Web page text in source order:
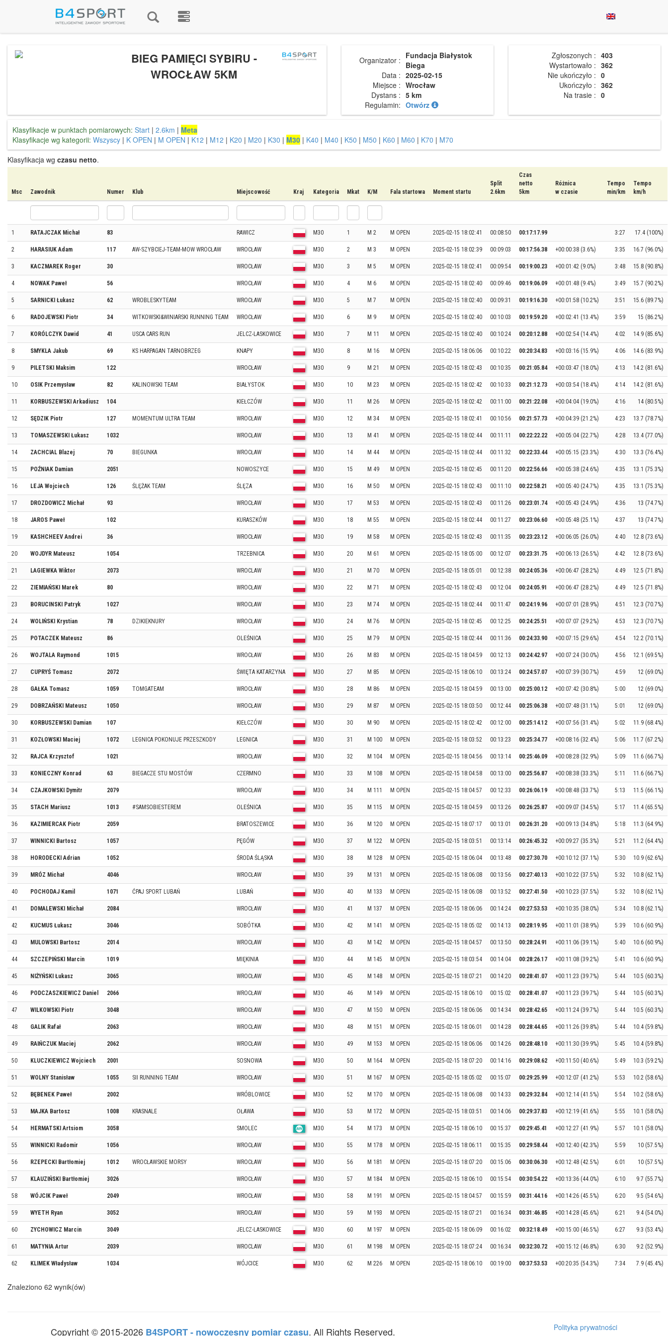
BIEG PAMIĘCI SYBIRU -
WROCŁAW 5KM
Organizator : Fundacja Białystok
Biega
Data : 2025-02-15
Miejsce : Wrocław
Dystans : 5 km
Regulamin: Otwórz
Zgłoszonych : 403
Wystartowało : 362
Nie ukończyło : 0
Ukończyło : 362
Na trasie : 0
Klasyfikacje w punktach pomiarowych: Start | 2.6km | Meta
Klasyfikacje wg kategorii: Wszyscy | K OPEN | M OPEN | K12 | M12 | K20 | M20 | K30 | M30 | K40 | M40 | K50 | M50 | K60 | M60 | K70 | M70
Klasyfikacja wg czasu netto.
Msc Zawodnik Numer Klub Miejscowość Kraj Kategoria Mkat K/M Fala startowa Moment startu
Split
2.6km
Czas
netto
5km
Różnica
w czasie
Tempo
min/km
Tempo
km/h
1 RATAJCZAK Michał 83 RAWICZ M30 1 M 2 M OPEN 2025-02-15 18:02:41 00:08:50 00:17:17.99 3:27 17.4 (100%)
2 HARASIUK Adam 117 AW-SZYBCIEJ-TEAM-MOW WROCŁAW WROCŁAW M30 2 M 3 M OPEN 2025-02-15 18:02:39 00:09:03 00:17:56.38 +00:00:38 (3.6%) 3:35 16.7 (96.0%)
3 KACZMAREK Roger 30 WROCŁAW M30 3 M 5 M OPEN 2025-02-15 18:02:41 00:09:54 00:19:00.23 +00:01:42 (9.0%) 3:48 15.8 (90.8%)
4 NOWAK Paweł 56 WROCŁAW M30 4 M 6 M OPEN 2025-02-15 18:02:40 00:09:46 00:19:06.09 +00:01:48 (9.4%) 3:49 15.7 (90.2%)
5 SARNICKI Łukasz 62 WROBLESKYTEAM WROCŁAW M30 5 M 7 M OPEN 2025-02-15 18:02:40 00:09:31 00:19:16.30 +00:01:58 (10.2%) 3:51 15.6 (89.7%)
6 RADOJEWSKI Piotr 34 WITKOWSKI&WINIARSKI RUNNING TEAM WROCŁAW M30 6 M 9 M OPEN 2025-02-15 18:02:40 00:10:03 00:19:59.20 +00:02:41 (13.4%) 3:59 15 (86.2%)
7 KORÓLCZYK Dawid 41 USCA CARS RUN JELCZ-LASKOWICE M30 7 M 11 M OPEN 2025-02-15 18:02:40 00:10:24 00:20:12.88 +00:02:54 (14.4%) 4:02 14.9 (85.6%)
8 SMYKLA Jakub 69 KS HARPAGAN TARNOBRZEG KNAPY M30 8 M 16 M OPEN 2025-02-15 18:06:06 00:10:22 00:20:34.83 +00:03:16 (15.9%) 4:06 14.6 (83.9%)
9 PILETSKI Maksim 122 WROCŁAW M30 9 M 21 M OPEN 2025-02-15 18:02:43 00:10:35 00:21:05.84 +00:03:47 (18.0%) 4:13 14.2 (81.6%)
10 OSIK Przemysław 82 KALINOWSKI TEAM BIAŁYSTOK M30 10 M 23 M OPEN 2025-02-15 18:02:42 00:10:33 00:21:12.73 +00:03:54 (18.4%) 4:14 14.2 (81.6%)
11 KORBUSZEWSKI Arkadiusz 104 KIEŁCZÓW M30 11 M 26 M OPEN 2025-02-15 18:02:42 00:11:00 00:21:22.08 +00:04:04 (19.0%) 4:16 14 (80.5%)
12 SĘDZIK Piotr 127 MOMENTUM ULTRA TEAM WROCŁAW M30 12 M 34 M OPEN 2025-02-15 18:02:41 00:10:56 00:21:57.73 +00:04:39 (21.2%) 4:23 13.7 (78.7%)
13 TOMASZEWSKI Łukasz 1032 WROCŁAW M30 13 M 41 M OPEN 2025-02-15 18:02:44 00:11:11 00:22:22.22 +00:05:04 (22.7%) 4:28 13.4 (77.0%)
14 ZACHCIAL Blazej 70 BIEGUNKA WROCŁAW M30 14 M 44 M OPEN 2025-02-15 18:02:44 00:11:32 00:22:33.44 +00:05:15 (23.3%) 4:30 13.3 (76.4%)
15 POŹNIAK Damian 2051 NOWOSZYCE M30 15 M 49 M OPEN 2025-02-15 18:02:45 00:11:20 00:22:56.66 +00:05:38 (24.6%) 4:35 13.1 (75.3%)
16 LEJA Wojciech 126 ŚLĘŻAK TEAM ŚLĘZA M30 16 M 50 M OPEN 2025-02-15 18:02:43 00:11:10 00:22:58.21 +00:05:40 (24.7%) 4:35 13.1 (75.3%)
17 DROZDOWICZ Michał 93 WROCŁAW M30 17 M 53 M OPEN 2025-02-15 18:02:43 00:11:26 00:23:01.74 +00:05:43 (24.9%) 4:36 13 (74.7%)
18 JAROS Paweł 102 KURASZKÓW M30 18 M 55 M OPEN 2025-02-15 18:02:44 00:11:27 00:23:06.60 +00:05:48 (25.1%) 4:37 13 (74.7%)
19 KASHCHEEV Andrei 36 WROCŁAW M30 19 M 58 M OPEN 2025-02-15 18:02:43 00:11:35 00:23:23.12 +00:06:05 (26.0%) 4:40 12.8 (73.6%)
20 WOJDYR Mateusz 1054 TRZEBNICA M30 20 M 61 M OPEN 2025-02-15 18:05:00 00:12:07 00:23:31.75 +00:06:13 (26.5%) 4:42 12.8 (73.6%)
21 LAGIEWKA Wiktor 2073 WROCLAW M30 21 M 70 M OPEN 2025-02-15 18:05:01 00:12:38 00:24:05.36 +00:06:47 (28.2%) 4:49 12.5 (71.8%)
22 ZIEMIAŃSKI Marek 80 WROCŁAW M30 22 M 71 M OPEN 2025-02-15 18:02:43 00:12:04 00:24:05.91 +00:06:47 (28.2%) 4:49 12.5 (71.8%)
23 BORUCINSKI Patryk 1027 WROCŁAW M30 23 M 74 M OPEN 2025-02-15 18:02:44 00:11:47 00:24:19.96 +00:07:01 (28.9%) 4:51 12.3 (70.7%)
24 WOLIŃSKI Krystian 78 DZIKIEKNURY WROCŁAW M30 24 M 76 M OPEN 2025-02-15 18:02:45 00:12:25 00:24:25.51 +00:07:07 (29.2%) 4:53 12.3 (70.7%)
25 POTACZEK Mateusz 86 OLEŚNICA M30 25 M 79 M OPEN 2025-02-15 18:02:44 00:11:36 00:24:33.90 +00:07:15 (29.6%) 4:54 12.2 (70.1%)
26 WOJTALA Raymond 1015 WROCŁAW M30 26 M 83 M OPEN 2025-02-15 18:04:59 00:12:13 00:24:42.97 +00:07:24 (30.0%) 4:56 12.1 (69.5%)
27 CUPRYŚ Tomasz 2072 ŚWIĘTA KATARZYNA M30 27 M 85 M OPEN 2025-02-15 18:06:10 00:13:24 00:24:57.07 +00:07:39 (30.7%) 4:59 12 (69.0%)
28 GAŁKA Tomasz 1059 TOMGATEAM WROCŁAW M30 28 M 86 M OPEN 2025-02-15 18:04:59 00:13:00 00:25:00.12 +00:07:42 (30.8%) 5:00 12 (69.0%)
29 DOBRZAŃSKI Mateusz 1050 WROCŁAW M30 29 M 87 M OPEN 2025-02-15 18:03:50 00:12:44 00:25:06.38 +00:07:48 (31.1%) 5:01 12 (69.0%)
30 KORBUSZEWSKI Damian 107 KIEŁCZÓW M30 30 M 90 M OPEN 2025-02-15 18:02:42 00:12:00 00:25:14.12 +00:07:56 (31.4%) 5:02 11.9 (68.4%)
31 KOZŁOWSKI Maciej 1072 LEGNICA POKONUJE PRZESZKODY LEGNICA M30 31 M 100 M OPEN 2025-02-15 18:03:52 00:13:23 00:25:34.77 +00:08:16 (32.4%) 5:06 11.7 (67.2%)
32 RAJCA Krzysztof 1021 WROCŁAW M30 32 M 104 M OPEN 2025-02-15 18:04:56 00:13:14 00:25:46.09 +00:08:28 (32.9%) 5:09 11.6 (66.7%)
33 KONIECZNY Konrad 63 BIEGACZE STU MOSTÓW CZERMNO M30 33 M 108 M OPEN 2025-02-15 18:04:58 00:13:00 00:25:56.87 +00:08:38 (33.3%) 5:11 11.6 (66.7%)
34 CZAJKOWSKI Dymitr 2079 WROCŁAW M30 34 M 111 M OPEN 2025-02-15 18:04:57 00:12:33 00:26:06.19 +00:08:48 (33.7%) 5:13 11.5 (66.1%)
35 STACH Mariusz 1013 #SAMSOBIESTEREM OLEŚNICA M30 35 M 115 M OPEN 2025-02-15 18:04:59 00:13:26 00:26:25.87 +00:09:07 (34.5%) 5:17 11.4 (65.5%)
36 KAZIMIERCAK Piotr 2059 BRATOSZEWICE M30 36 M 120 M OPEN 2025-02-15 18:07:17 00:13:01 00:26:31.20 +00:09:13 (34.8%) 5:18 11.3 (64.9%)
37 WINNICKI Bartosz 1057 PĘGÓW M30 37 M 122 M OPEN 2025-02-15 18:03:51 00:13:14 00:26:45.32 +00:09:27 (35.3%) 5:21 11.2 (64.4%)
38 HORODECKI Adrian 1052 ŚRODA ŚLĄSKA M30 38 M 128 M OPEN 2025-02-15 18:06:04 00:13:48 00:27:30.70 +00:10:12 (37.1%) 5:30 10.9 (62.6%)
39 MRÓZ Michał 4046 WROCŁAW M30 39 M 131 M OPEN 2025-02-15 18:06:08 00:13:56 00:27:40.13 +00:10:22 (37.5%) 5:32 10.8 (62.1%)
40 POCHODAJ Kamil 1071 ĆPAJ SPORT LUBAŃ LUBAŃ M30 40 M 133 M OPEN 2025-02-15 18:06:08 00:13:52 00:27:41.50 +00:10:23 (37.5%) 5:32 10.8 (62.1%)
41 DOMALEWSKI Michał 2084 WROCŁAW M30 41 M 137 M OPEN 2025-02-15 18:06:06 00:14:24 00:27:53.53 +00:10:35 (38.0%) 5:34 10.8 (62.1%)
42 KUCMUS Łukasz 3046 SOBÓTKA M30 42 M 141 M OPEN 2025-02-15 18:05:02 00:14:13 00:28:19.95 +00:11:01 (38.9%) 5:39 10.6 (60.9%)
43 MULOWSKI Bartosz 2014 WROCŁAW M30 43 M 142 M OPEN 2025-02-15 18:04:57 00:13:50 00:28:24.91 +00:11:06 (39.1%) 5:40 10.6 (60.9%)
44 SZCZEPIŃSKI Marcin 1019 MIĘKINIA M30 44 M 145 M OPEN 2025-02-15 18:03:54 00:14:04 00:28:26.17 +00:11:08 (39.2%) 5:41 10.6 (60.9%)
45 NIŻYŃSKI Łukasz 3065 WROCŁAW M30 45 M 148 M OPEN 2025-02-15 18:07:21 00:14:20 00:28:41.07 +00:11:23 (39.7%) 5:44 10.5 (60.3%)
46 PODCZASZKIEWICZ Daniel 2066 WROCŁAW M30 46 M 149 M OPEN 2025-02-15 18:06:10 00:15:02 00:28:41.07 +00:11:23 (39.7%) 5:44 10.5 (60.3%)
47 WILKOWSKI Piotr 3048 WROCŁAW M30 47 M 150 M OPEN 2025-02-15 18:06:06 00:14:34 00:28:42.65 +00:11:24 (39.7%) 5:44 10.5 (60.3%)
48 GALIK Rafał 2063 WROCŁAW M30 48 M 151 M OPEN 2025-02-15 18:06:01 00:14:28 00:28:44.65 +00:11:26 (39.8%) 5:44 10.4 (59.8%)
49 RAIŃCZUK Maciej 2062 WROCŁAW M30 49 M 153 M OPEN 2025-02-15 18:06:06 00:14:26 00:28:48.10 +00:11:30 (39.9%) 5:45 10.4 (59.8%)
50 KLUCZKIEWICZ Wojciech 2001 SOSNOWA M30 50 M 164 M OPEN 2025-02-15 18:07:20 00:14:16 00:29:08.62 +00:11:50 (40.6%) 5:49 10.3 (59.2%)
51 WOLNY Stanisław 1055 SII RUNNING TEAM WROCŁAW M30 51 M 167 M OPEN 2025-02-15 18:05:02 00:15:07 00:29:25.99 +00:12:07 (41.2%) 5:53 10.2 (58.6%)
52 BĘBENEK Paweł 2002 WRÓBLOWICE M30 52 M 170 M OPEN 2025-02-15 18:06:08 00:14:33 00:29:32.84 +00:12:14 (41.5%) 5:54 10.2 (58.6%)
53 MAJKA Bartosz 1008 KRASNALE OŁAWA M30 53 M 172 M OPEN 2025-02-15 18:03:51 00:14:06 00:29:37.83 +00:12:19 (41.6%) 5:55 10.1 (58.0%)
54 HERMATSKI Artsiom 3058 SMOLEC M30 54 M 173 M OPEN 2025-02-15 18:06:10 00:15:37 00:29:45.41 +00:12:27 (41.9%) 5:57 10.1 (58.0%)
55 WINNICKI Radomir 1056 WROCŁAW M30 55 M 178 M OPEN 2025-02-15 18:06:11 00:15:35 00:29:58.44 +00:12:40 (42.3%) 5:59 10 (57.5%)
56 RZEPECKI Bartłomiej 1012 WROCŁAWSKIE MORSY WROCŁAW M30 56 M 181 M OPEN 2025-02-15 18:07:20 00:15:06 00:30:06.30 +00:12:48 (42.5%) 6:01 10 (57.5%)
57 KLAUZIŃSKI Bartłomiej 3026 WROCŁAW M30 57 M 184 M OPEN 2025-02-15 18:06:10 00:15:54 00:30:54.22 +00:13:36 (44.0%) 6:10 9.7 (55.7%)
58 WÓJCIK Paweł 2049 WROCŁAW M30 58 M 191 M OPEN 2025-02-15 18:04:57 00:15:59 00:31:44.16 +00:14:26 (45.5%) 6:20 9.5 (54.6%)
59 WYETH Ryan 3052 WROCŁAW M30 59 M 193 M OPEN 2025-02-15 18:07:21 00:16:34 00:31:46.85 +00:14:28 (45.6%) 6:21 9.4 (54.0%)
60 ZYCHOWICZ Marcin 3049 JELCZ-LASKOWICE M30 60 M 197 M OPEN 2025-02-15 18:06:09 00:16:02 00:32:18.49 +00:15:00 (46.5%) 6:27 9.3 (53.4%)
61 MATYNIA Artur 2039 WROCLAW M30 61 M 198 M OPEN 2025-02-15 18:07:24 00:16:34 00:32:30.72 +00:15:12 (46.8%) 6:30 9.2 (52.9%)
62 KLIMEK Władysław 1034 WÓJCICE M30 62 M 226 M OPEN 2025-02-15 18:06:10 00:19:00 00:37:53.53 +00:20:35 (54.3%) 7:34 7.9 (45.4%)
Znaleziono 62 wynik(ów)
Copyright © 2015-2026 B4SPORT - nowoczesny pomiar czasu. All Rights Reserved. Polityka prywatności